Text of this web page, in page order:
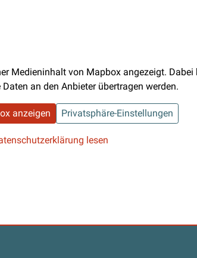
Medieninhalt von Mapbox angezeigt. Dabei
an den Anbieter übertragen werden.
anzeigen Privatsphäre-Einstellungen
lesen